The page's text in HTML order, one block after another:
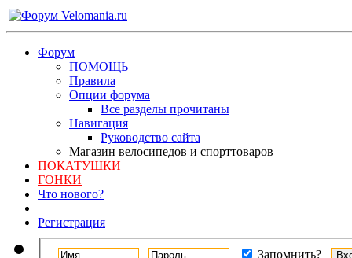
Форум
ПОМОЩЬ
Правила
Опции форума
Все разделы прочитаны
Навигация
Руководство сайта
Магазин велосипедов и спорттоваров
ПОКАТУШКИ
ГОНКИ
Что нового?
Регистрация
Запомнить?